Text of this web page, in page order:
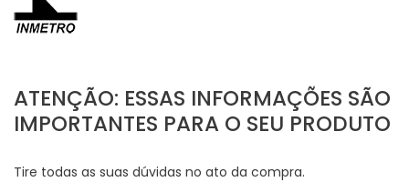
ATENÇÃO: ESSAS INFORMAÇÕES SÃO
IMPORTANTES PARA O SEU PRODUTO
Tire todas as suas dúvidas no ato da compra.